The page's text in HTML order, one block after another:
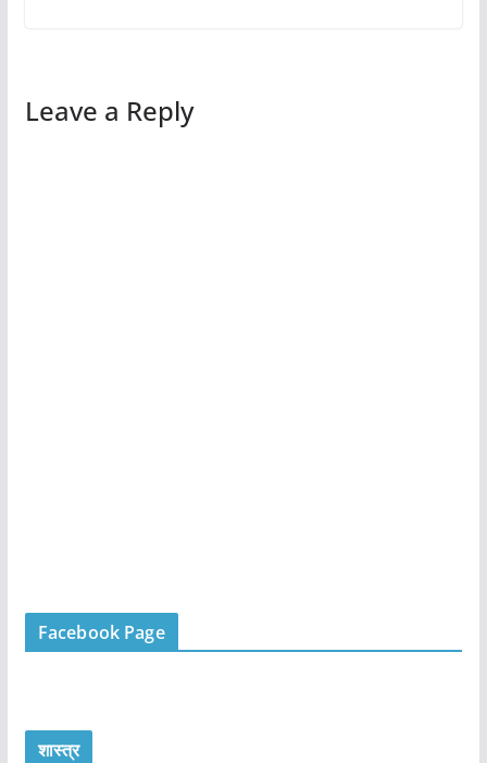
Leave a Reply
Facebook Page
शास्त्र